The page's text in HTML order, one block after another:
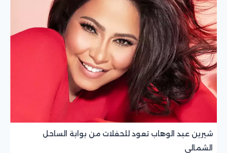
شيرين عبد الوهاب تعود للحفلات من بوابة الساحل
الشمالي